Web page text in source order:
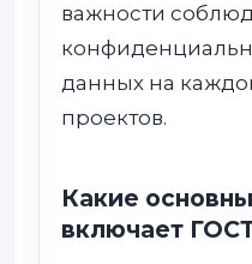
важности
данных на
проектов.
Какие
включает